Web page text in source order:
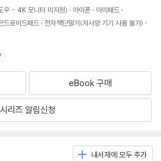
우 - 4K 모니터 미지원) 아이폰
아이패드
드로이드패드
전자책단말기(저사양 기기 사용 불가)
eBook 구매
시리즈 알림신청
내서재에 모두 추가